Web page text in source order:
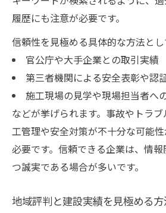
履歴にも注意が必要です。
信頼性を見極める具体的な方法とし
官公庁や大手企業との取引実績
第三者機関による安全表彰や認
施工現場の見学や現場担当者へ
などが挙げられます。事故やトラ
工管理や安全対策が不十分な可能
必要です。信頼できる企業は、情
つ誠実である場合が多いです。
地域評判と建設実績を見極める